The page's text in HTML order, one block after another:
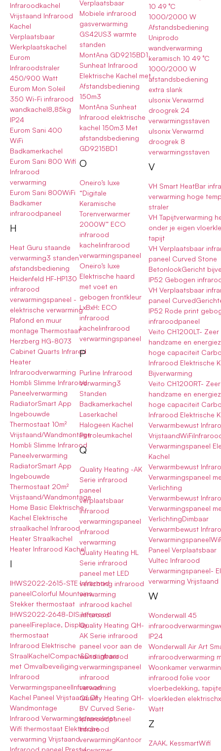
Infraroodkachel
Vrijstaand Infrarood
Kachel
Verplaatsbaar
Werkplaatskachel
Eurom
Infraroodstraler
450/900 Watt
Eurom Mon Soleil
350 Wi-Fi infrarood
wandkachel8,85kg
IP24
Eurom Sani 400
WiFi
Badkamerkachel
Eurom Sani 800 Wifi
Infrarood
verwarming
Eurom Sani 800WiFi
Badkamer
infraroodpaneel
H
Heat Guru staande
verwarming3 standen
afstandsbediening
Heidenfeld HF-HP130
infrarood
verwarmingspaneel -
elektrische verwarming
Plafond en muur
montage Thermostaat
Herzberg HG-8073
Cabinet Quarts Infrared
Heater
Infraroodverwarming
Hombli Slimme Infrarood
Paneelverwarming
RadiatorSmart App
Ingebouwde
Thermostaat 10m²
Vrijstaand/Wandmontage
Hombli Slimme Infrarood
Paneelverwarming
RadiatorSmart App
Ingebouwde
Thermostaat 20m²
Vrijstaand/Wandmontage
Home Basic Elektrische
Kachel Elektrische
straalkachel Infrarood
Heater Straalkachel
Heater Infrarood Kachel
I
IHWS2022-2615-STE Infrarood
paneelColorful Mountains,
Stekker thermostaat
IHWS2022-2648-DIS Infrarood
paneelFireplace, Display
thermostaat
Infrarood Elektrische
StraalKachelCompact&Draagbaar
met Omvalbeveiliging
Infrarood
VerwarmingspaneelInfrarood
Kachel Paneel Vrijstaand Of
Wandmontage
Infrarood Verwarmingspaneelmet
Wifi thermostaat Elektrische
verwarming Vrijstaand
Verplaatsbaar
Mobiele infrarood
gasverwarming
GS42US3 warmte
standen
MontAna GD9215BD1
Sunheat Infrarood
Elektrische Kachel met
Afstandsbediening
150m3
MontAna Sunheat
Infrarood elektrische
kachel 150m3 Met
afstandsbediening
GD9215BD1
O
Oneiro’s luxe
“Digitale
Keramische
Torenverwarmer
2000W” ECO
infrarood
kachelinfrarood
verwarmingspaneel
Oneiro’s luxe
Elektrische haard
met voet en
gebogen frontkleur
LxBxH: ECO
infrarood
kachelinfrarood
verwarmingspaneel
P
Purline Infrarood
Verwarming3
Standen
Badkamerkachel
Laserkachel
Halogeen Kachel
Petroleumkachel
Q
Quality Heating -AK
Serie infrarood
paneel
verplaatsbaar
infrarood
verwarmingspaneel
infrarood
verwarming
Quality Heating HL
Serie infrarood
paneel met LED
verlichting infrarood
verwarming
infrarood kachel
infrarood
Quality Heating QH-
AK Serie infrarood
paneel voor aan de
wand infrarood
verwarmingspaneel
infrarood
verwarming
Quality Heating QH-
BV Curved Serie-
Infraroodpaneel
Infrarood
verwarmingKantoor
10 49 °C
1000/2000 W
Afstandsbediening
Uniprodo
wandverwarming
keramisch 10 49 °C
1000/2000 W
afstandsbediening
extra slank
ulsonix Verwarmd
droogrek 24
verwarmingsstaven
ulsonix Verwarmd
droogrek 8
verwarmingsstaven
V
VH Smart HeatBar
verwarming hoge
straler
VH Tapijtverwarming
onder je eigen
tapijt
VH Verplaatsbaar
paneel Curved Stone
BetonlookGericht
IP52 Gebogen
VH Verplaatsbaar
paneel
IP52 Rode print
infraroodpaneel
Veito CH1200LT- Zeer
handzame en
hoge capaciteit
Infrarood Elektrische
Bijverwarming
Veito CH1200RT- Zeer
handzame en
hoge capaciteit
Infrarood Elektrische
Verwarmbewust
Verwarmingspaneel
Kachel
Verwarmbewust
Verwarmingspaneel
Verlichting
Verwarmbewust
Verwarmingspaneel
VerlichtingDimbaar
Verwarmbewust
Paneel Verplaatsbaar
Vultec Infrarood
Verwarmingspaneel-
verwarming Vrijstaand
W
Wonderwall 45
IP24
Wonderwall Air Art
infraroodverwarming
Woonkamer
infrarood folie voor
vloerbedekking,
vloerkleden
Watt
Z
ZAAK. KessmartWifi